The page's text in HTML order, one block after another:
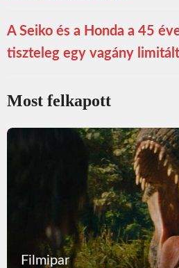
A Seiko és a Honda a 45
tiszteleg egy vagány limitált
Most felkapott
Filmipar